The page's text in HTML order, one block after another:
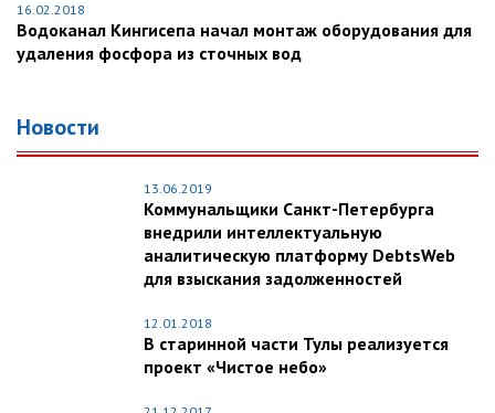
16.02.2018
Водоканал Кингисепа начал монтаж оборудования для
удаления фосфора из сточных вод
Новости
13.06.2019
Коммунальщики Санкт-Петербурга
внедрили интеллектуальную
аналитическую платформу DebtsWeb
для взыскания задолженностей
12.01.2018
В старинной части Тулы реализуется
проект «Чистое небо»